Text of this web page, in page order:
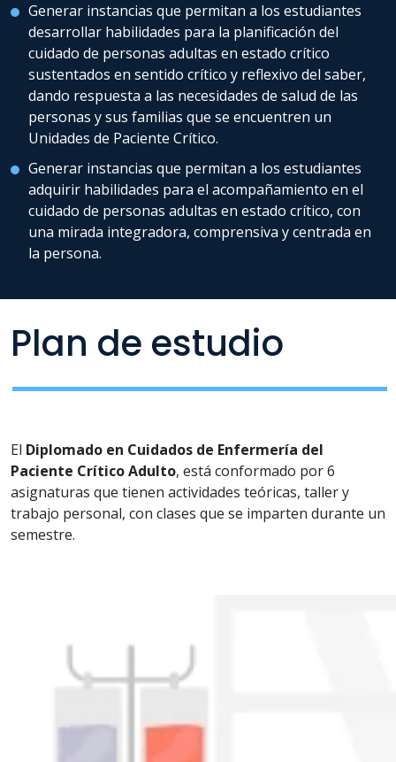
Generar instancias que permitan a los estudiantes
desarrollar habilidades para la planificación del
cuidado de personas adultas en estado crítico
sustentados en sentido crítico y reflexivo del saber,
dando respuesta a las necesidades de salud de las
personas y sus familias que se encuentren un
Unidades de Paciente Crítico.
Generar instancias que permitan a los estudiantes
adquirir habilidades para el acompañamiento en el
cuidado de personas adultas en estado crítico, con
una mirada integradora, comprensiva y centrada en
la persona.
El Diplomado en Cuidados de Enfermería del
Paciente Crítico Adulto, está conformado por 6
asignaturas que tienen actividades teóricas, taller y
trabajo personal, con clases que se imparten durante un
semestre.
Plan de estudio